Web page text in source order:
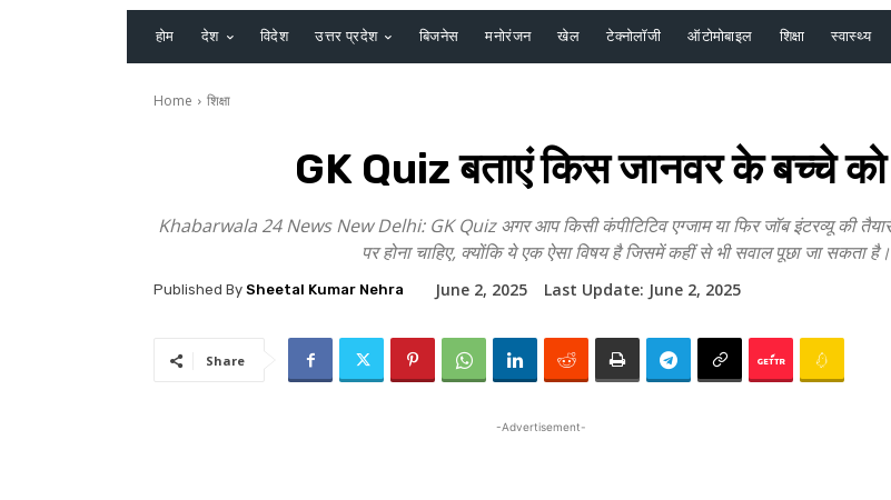
होम देश विदेश उत्तर प्रदेश बिजनेस मनोरंजन खेल टेक्नोलॉजी ऑटोमोबाइल शिक्षा स्वास्थ्य
Home शिक्षा
GK Quiz बताएं किस जानवर के बच्चे
Khabarwala 24 News New Delhi: GK Quiz अगर आप किसी कंपीटिटिव एग्जाम या फिर जॉब इंटरव्यू की
पर होना चाहिए, क्योंकि ये एक ऐसा विषय है जिसमें कहीं से भी सवाल पूछा जा सकता
Published By Sheetal Kumar Nehra June 2, 2025 Last Update: June 2, 2025
Share
-Advertisement-